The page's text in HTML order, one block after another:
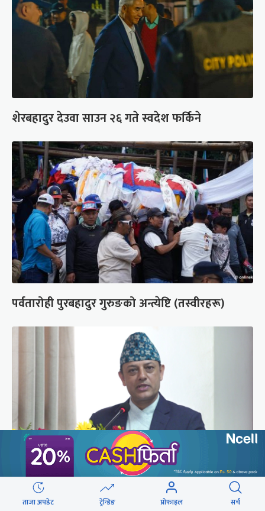
शेरबहादुर देउवा साउन २६ गते स्वदेश फर्किने
पर्वतारोही पुरबहादुर गुरुङको अन्त्येष्टि (तस्वीरहरू)
‘संसद्‍मा कालो चस्मा खोल्नू, बैठक चल्दा सेयर कारोबार
नगर्नू’
ताजा अपडेट ट्रेन्डिङ प्रोफाइल सर्च